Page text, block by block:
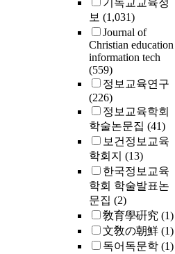
기독교교육정
보 (1,031)
Journal of
Christian education
information tech
(559)
정보교육연구
(226)
정보교육학회
학술논문집 (41)
보건정보교육
학회지 (13)
한국정보교육
학회 학술발표논
문집 (2)
敎育學硏究 (1)
文敎の朝鮮 (1)
독어독문학 (1)